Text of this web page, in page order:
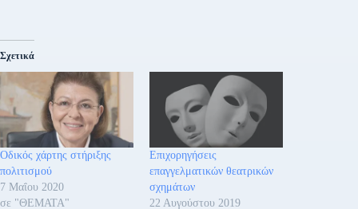
Σχετικά
Οδικός χάρτης στήριξης
πολιτισμού
7 Μαΐου 2020
σε "ΘΕΜΑΤΑ"
Επιχορηγήσεις
επαγγελματικών θεατρικών
σχημάτων
22 Αυγούστου 2019